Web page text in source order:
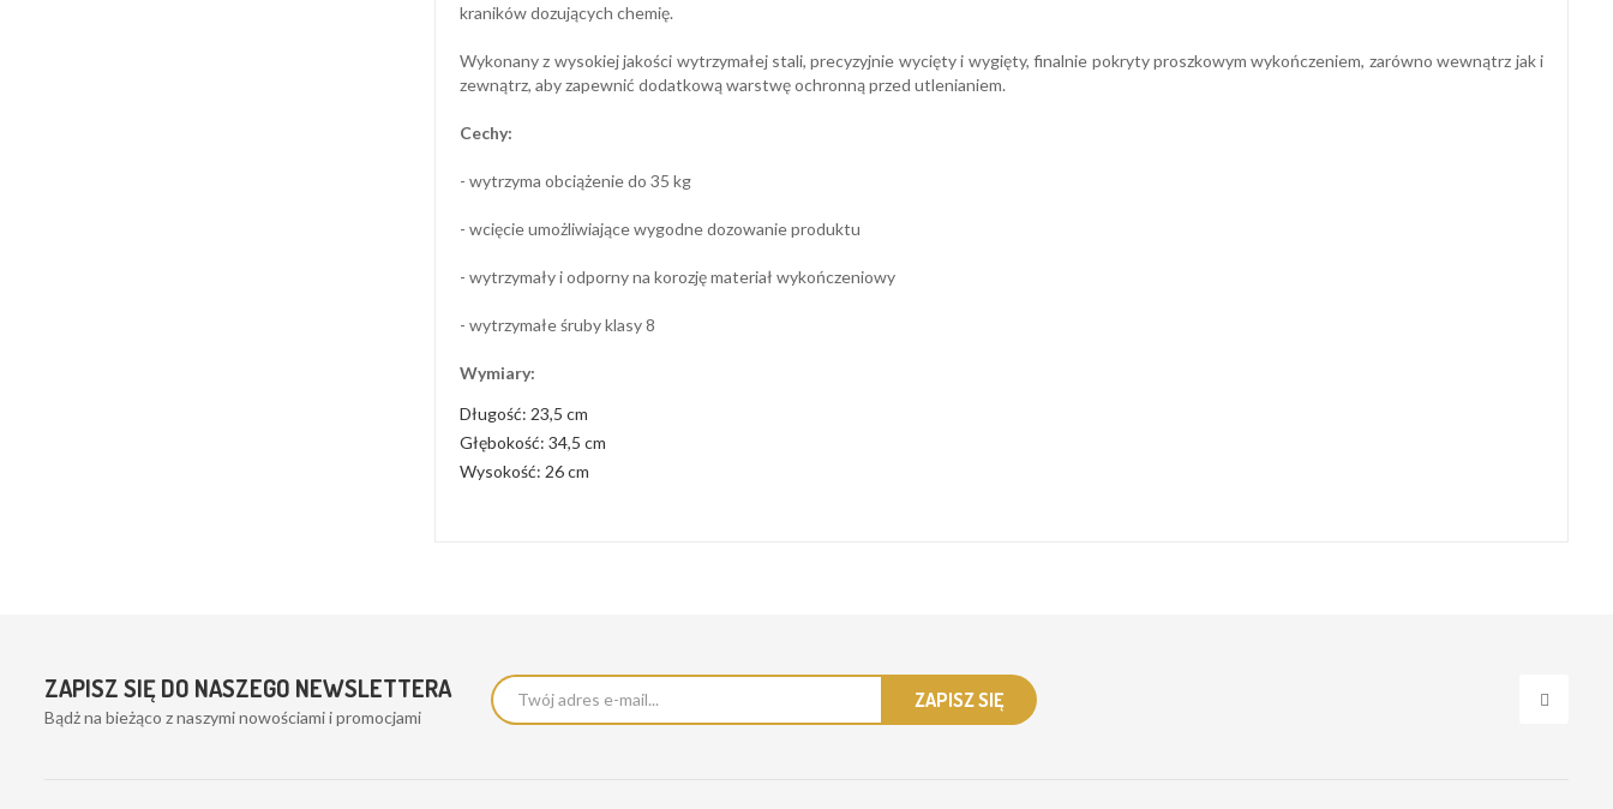
kraników dozujących chemię.
Wykonany z wysokiej jakości wytrzymałej stali, precyzyjnie wycięty i wygięty, finalnie pokryty proszkowym wykończeniem, zarówno wewnątrz jak i
zewnątrz, aby zapewnić dodatkową warstwę ochronną przed utlenianiem.
Cechy:
- wytrzyma obciążenie do 35 kg
- wcięcie umożliwiające wygodne dozowanie produktu
- wytrzymały i odporny na korozję materiał wykończeniowy
- wytrzymałe śruby klasy 8
Wymiary:
Długość: 23,5 cm
Głębokość: 34,5 cm
Wysokość: 26 cm
ZAPISZ SIĘ DO NASZEGO NEWSLETTERA
Bądż na bieżąco z naszymi nowościami i promocjami